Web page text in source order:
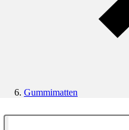
Gummimatten